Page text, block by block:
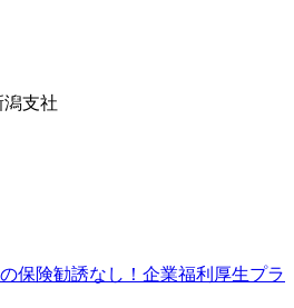
支社
保険勧誘なし！企業福利厚生プラ